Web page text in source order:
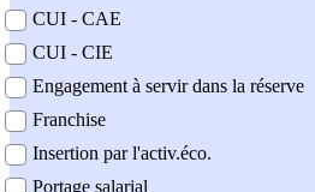
CUI - CAE
CUI - CIE
Engagement à servir dans la réserve
Franchise
Insertion par l'activ.éco.
Portage salarial